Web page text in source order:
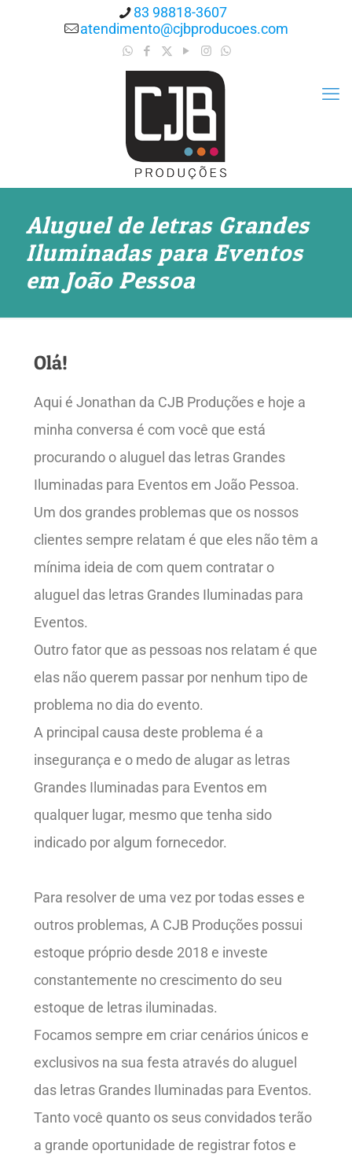
83 98818-3607
atendimento@cjbproducoes.com
Aluguel de letras Grandes
Iluminadas para Eventos
em João Pessoa
Olá!
Aqui é Jonathan da CJB Produções e hoje a
minha conversa é com você que está
procurando o aluguel das letras Grandes
Iluminadas para Eventos em João Pessoa.
Um dos grandes problemas que os nossos
clientes sempre relatam é que eles não têm a
mínima ideia de com quem contratar o
aluguel das letras Grandes Iluminadas para
Eventos.
Outro fator que as pessoas nos relatam é que
elas não querem passar por nenhum tipo de
problema no dia do evento.
A principal causa deste problema é a
insegurança e o medo de alugar as letras
Grandes Iluminadas para Eventos em
qualquer lugar, mesmo que tenha sido
indicado por algum fornecedor.
Para resolver de uma vez por todas esses e
outros problemas, A CJB Produções possui
estoque próprio desde 2018 e investe
constantemente no crescimento do seu
estoque de letras iluminadas.
Focamos sempre em criar cenários únicos e
exclusivos na sua festa através do aluguel
das letras Grandes Iluminadas para Eventos.
Tanto você quanto os seus convidados terão
a grande oportunidade de registrar fotos e